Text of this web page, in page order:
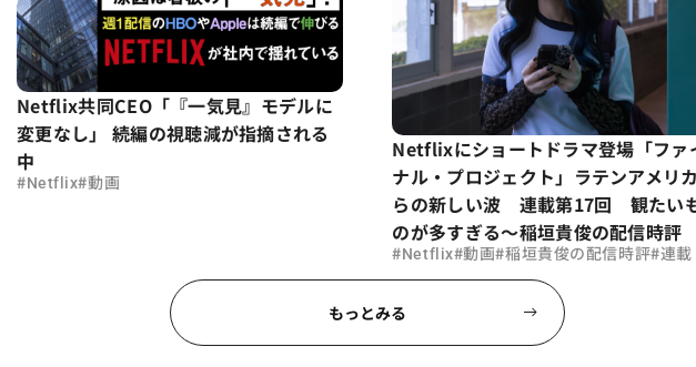
Netflix共同CEO「『一気見』モデルに
変更なし」 続編の視聴減が指摘される
中
#Netflix#動画
Netflixにショートドラマ登場「ファ
ナル・プロジェクト」ラテンアメリ
らの新しい波 連載第17回 観たい
のが多すぎる～稲垣貴俊の配信時評
#Netflix#動画#稲垣貴俊の配信時評#連載
もっとみる